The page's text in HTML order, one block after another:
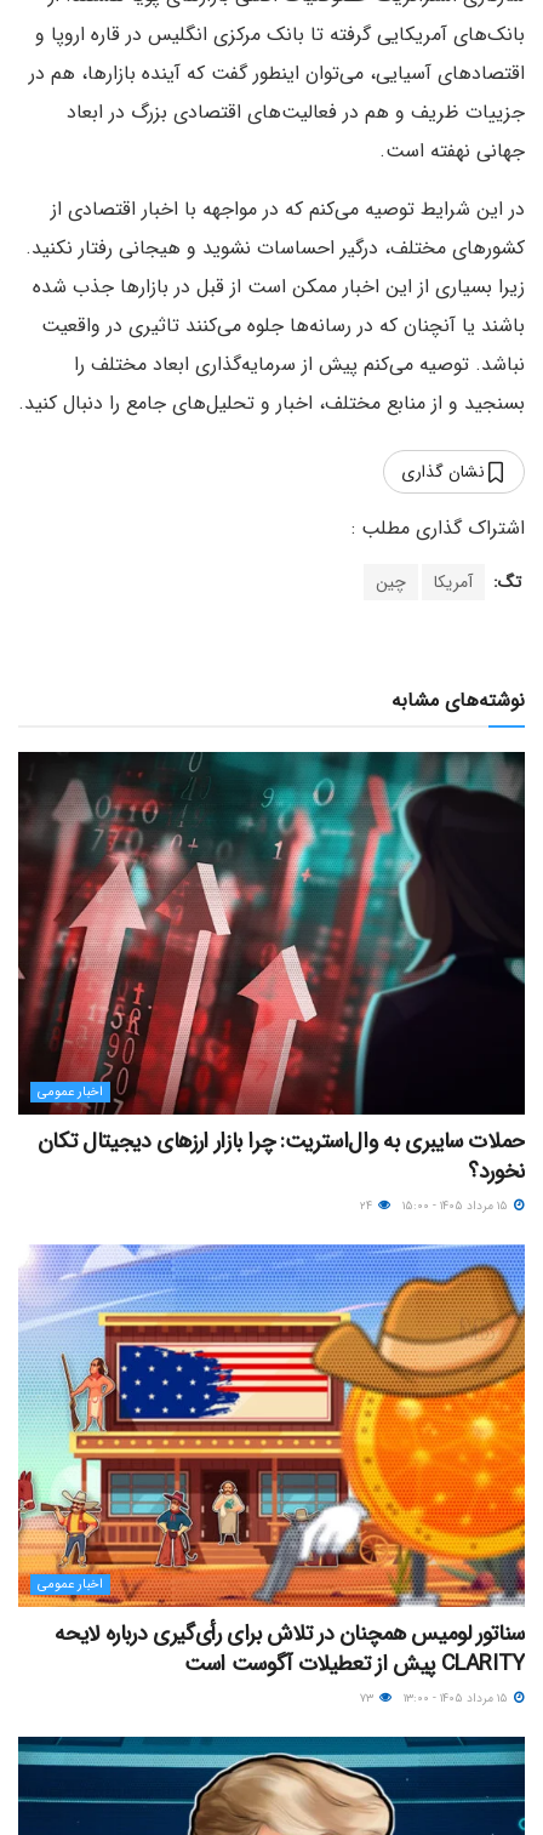
بانک‌های آمریکایی گرفته تا بانک مرکزی انگلیس در قاره اروپا و
اقتصادهای آسیایی، می‌توان اینطور گفت که آینده بازارها، هم در
جزییات ظریف و هم در فعالیت‌های اقتصادی بزرگ در ابعاد
جهانی نهفته است.
در این شرایط توصیه می‌کنم که در مواجهه با اخبار اقتصادی از
کشورهای مختلف، درگیر احساسات نشوید و هیجانی رفتار نکنید.
زیرا بسیاری از این اخبار ممکن است از قبل در بازارها جذب شده
باشند یا آنچنان که در رسانه‌ها جلوه می‌کنند تاثیری در واقعیت
نباشد. توصیه می‌کنم پیش از سرمایه‌گذاری ابعاد مختلف را
بسنجید و از منابع مختلف، اخبار و تحلیل‌های جامع را دنبال کنید.
نشان گذاری
تگ: آمریکا چین
نوشته‌های مشابه
اخبار عمومی
حملات سایبری به وال‌استریت: چرا بازار ارزهای دیجیتال تکان
نخورد؟
اخبار عمومی
سناتور لومیس همچنان در تلاش برای رأی‌گیری درباره لایحه
CLARITY پیش از تعطیلات آگوست است